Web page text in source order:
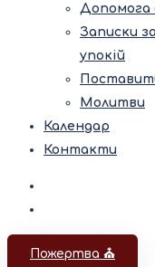
Допомога
Записки
упокій
Молитви
Календар
Контакти
Пожертва ⛪️